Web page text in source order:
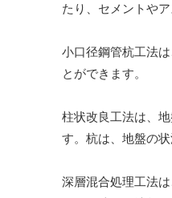
たり、セメントや
小口径鋼管杭工法
とができます。
柱状改良工法は、
す。杭は、地盤の
深層混合処理工法